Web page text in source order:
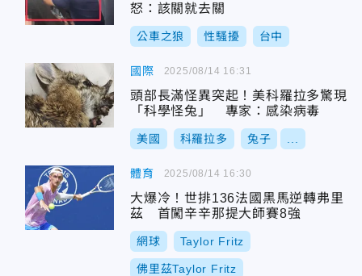
怒：該關就去關
公車之狼 性騷擾 台中
國際
頭部長滿怪異突起！美科羅拉多驚現
「科學怪兔」 專家：感染病毒
美國 科羅拉多 兔子
2025/08/14 16:31
體育
大爆冷！世排136法國黑馬逆轉弗里
茲 首闖辛辛那提大師賽8強
網球 Taylor Fritz
佛里茲Taylor Fritz
2025/08/14 16:30